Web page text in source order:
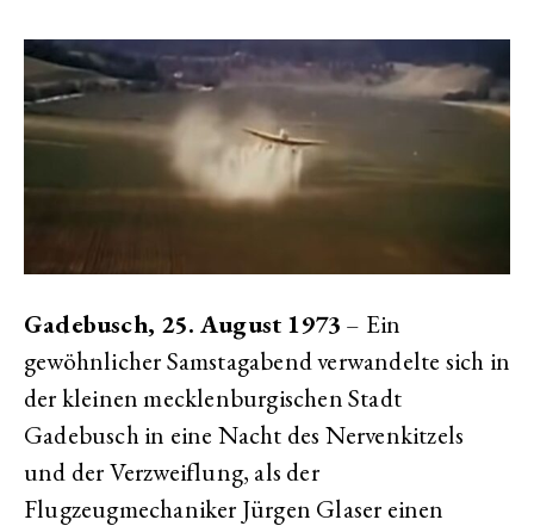
Gadebusch, 25. August 1973 – Ein
gewöhnlicher Samstagabend verwandelte sich in
der kleinen mecklenburgischen Stadt
Gadebusch in eine Nacht des Nervenkitzels
und der Verzweiflung, als der
Flugzeugmechaniker Jürgen Glaser einen